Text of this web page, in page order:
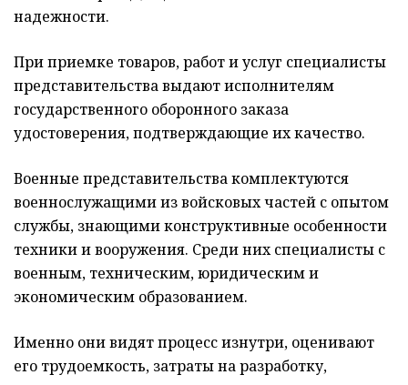
надежности.
При приемке товаров, работ и услуг специалисты
представительства выдают исполнителям
государственного оборонного заказа
удостоверения, подтверждающие их качество.
Военные представительства комплектуются
военнослужащими из войсковых частей с опытом
службы, знающими конструктивные особенности
техники и вооружения. Среди них специалисты с
военным, техническим, юридическим и
экономическим образованием.
Именно они видят процесс изнутри, оценивают
его трудоемкость, затраты на разработку,